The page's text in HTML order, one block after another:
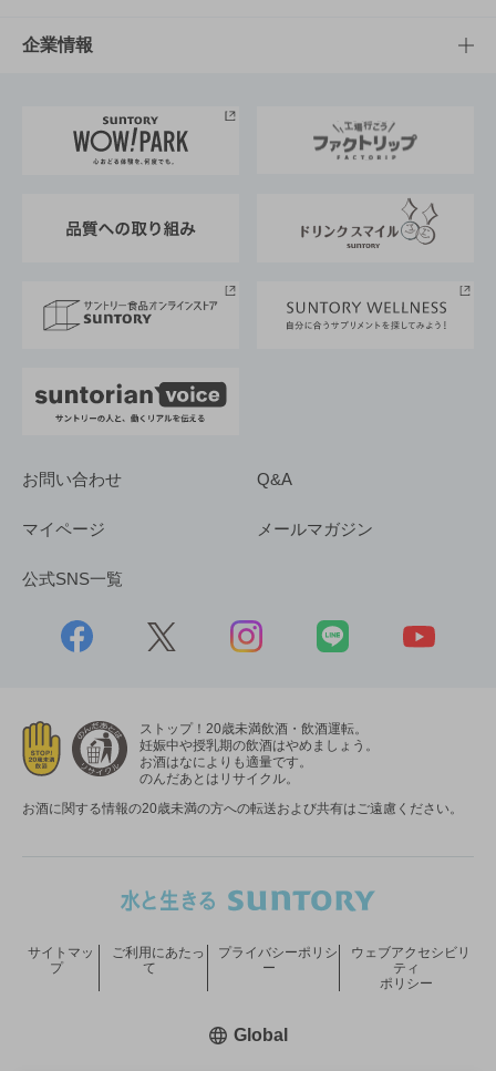
栄養成分一覧
工場見学
地域情報
サントリーホール
サントリーサンバーズ大阪
サステナビリティTOP
サントリーが考えるサステナビリティ経営
企業情報
企業概要
採用情報
お問い合わせ Q&A
マイページ メールマガジン
公式SNS一覧
ストップ！20歳未満飲酒・飲酒運転。
妊娠中や授乳期の飲酒はやめましょう。
お酒はなによりも適量です。
のんだあとはリサイクル。
お酒に関する情報の20歳未満の方への転送および共有はご遠慮ください。
サイトマッ
プ
ご利用にあたっ
て
プライバシーポリシ
ー
ウェブアクセシビリ
ティ
ポリシー
Global新しいウィンドウで開く